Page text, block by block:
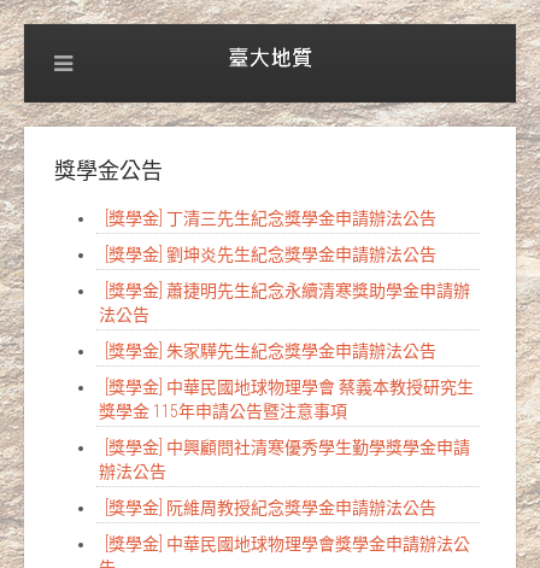
獎學金公告
[獎學金] 丁清三先生紀念獎學金申請辦法公告
[獎學金] 劉坤炎先生紀念獎學金申請辦法公告
[獎學金] 蕭捷明先生紀念永續清寒獎助學金申請辦
法公告
[獎學金] 朱家驊先生紀念獎學金申請辦法公告
[獎學金] 中華民國地球物理學會 蔡義本教授研究生
獎學金 115年申請公告暨注意事項
[獎學金] 中興顧問社清寒優秀學生勤學獎學金申請
辦法公告
[獎學金] 阮維周教授紀念獎學金申請辦法公告
[獎學金] 中華民國地球物理學會獎學金申請辦法公